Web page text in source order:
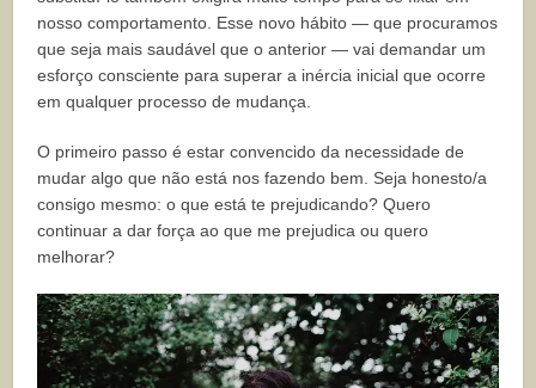
nosso comportamento. Esse novo hábito — que procuramos
que seja mais saudável que o anterior — vai demandar um
esforço consciente para superar a inércia inicial que ocorre
em qualquer processo de mudança.
O primeiro passo é estar convencido da necessidade de
mudar algo que não está nos fazendo bem. Seja honesto/a
consigo mesmo: o que está te prejudicando? Quero
continuar a dar força ao que me prejudica ou quero
melhorar?